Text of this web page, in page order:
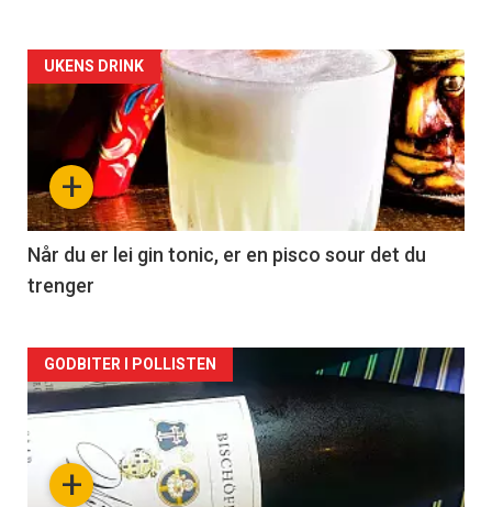
Forsiden
akkurat
nå
-
2
+
UKENS DRINK
Når du er lei gin tonic, er en pisco sour det du
trenger
Forsiden
akkurat
nå+
GODBITER I POLLISTEN